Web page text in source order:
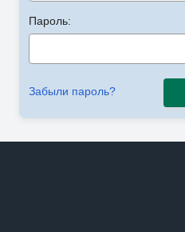
Пароль:
Забыли пароль?